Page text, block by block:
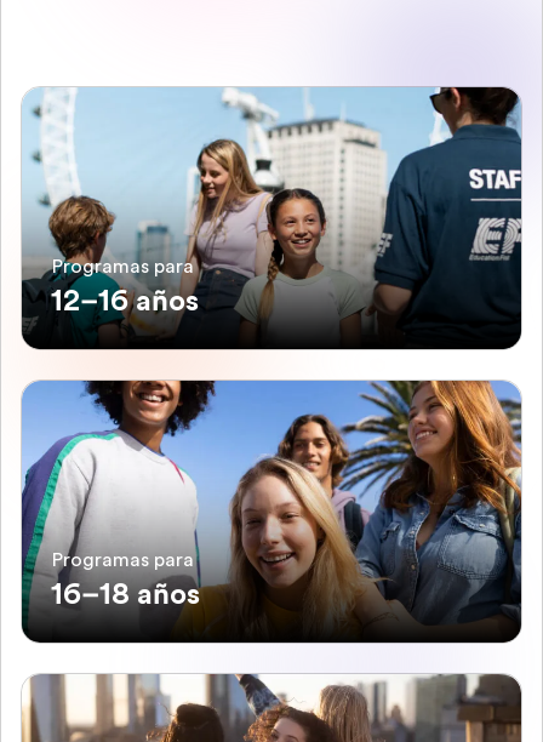
Programas para
12–16 años
Programas para
16–18 años